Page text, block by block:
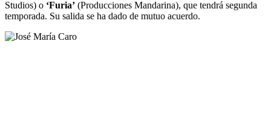
Studios) o ‘Furia’ (Producciones Mandarina), que tendrá segunda
temporada. Su salida se ha dado de mutuo acuerdo.